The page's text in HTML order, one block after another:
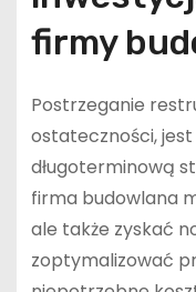
firmy
Postrzeganie
ostateczności,
długoterminową
firma budowlana
ale także zyskać
zoptymalizować